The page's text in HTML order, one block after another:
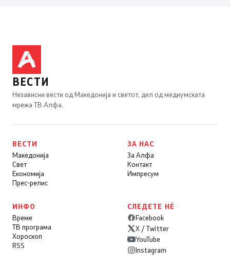
ВЕСТИ
Независни вести од Македонија и светот, дел од медиумската
мрежа ТВ Алфа.
ВЕСТИ
Македонија
Свет
Економија
Прес-релис
ЗА НАС
За Алфа
Контакт
Импресум
ИНФО
Време
ТВ програма
Хороскоп
RSS
СЛЕДЕТЕ НÉ
Facebook
X / Twitter
YouTube
Instagram